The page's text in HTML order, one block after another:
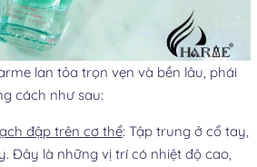
lan tỏa trọn vẹn và bền lâu, phái
cách như sau:
đập trên cơ thể: Tập trung ở cổ tay,
Đây là những vị trí có nhiệt độ cao,